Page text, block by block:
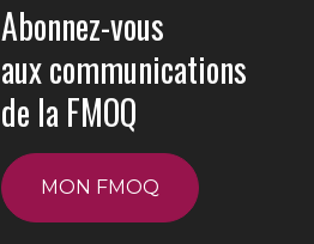
Abonnez-vous
aux communications
de la FMOQ
MON FMOQ